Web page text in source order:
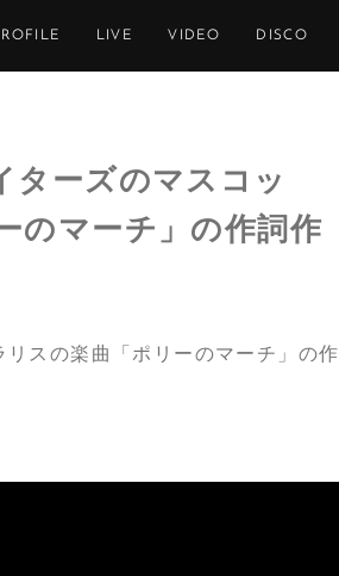
LIVE VIDEO DISCO
ターズのマスコッ
のマーチ」の作詞作
スの楽曲「ポリーのマーチ」の作